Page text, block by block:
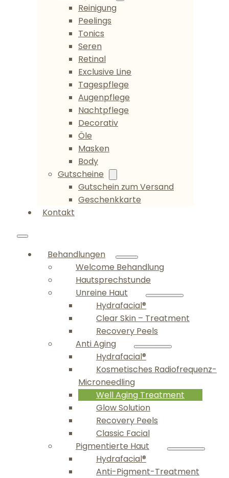
Reinigung
Peelings
Tonics
Seren
Retinal
Exclusive Line
Tagespflege
Augenpflege
Nachtpflege
Decorativ
Öle
Masken
Body
Gutscheine
Gutschein zum Versand
Geschenkkarte
Kontakt
Behandlungen
Welcome Behandlung
Hautsprechstunde
Unreine Haut
Hydrafacial®
Clear Skin – Treatment
Recovery Peels
Anti Aging
Hydrafacial®
Kosmetisches Radiofrequenz-
Microneedling
Well Aging Treatment
Glow Solution
Recovery Peels
Classic Facial
Pigmentierte Haut
Hydrafacial®
Anti-Pigment-Treatment